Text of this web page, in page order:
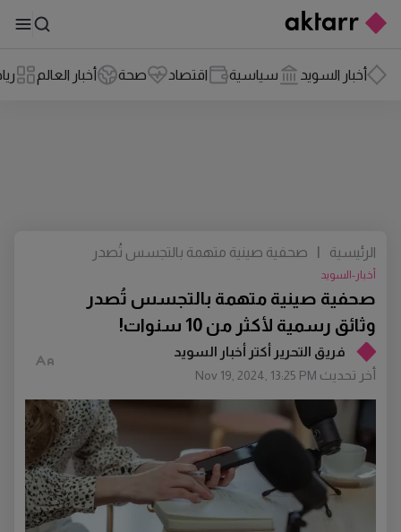
أخبار السويد سياسية اقتصاد صحة أخبار العالم
فريق التحرير أكتر أخبار السويد
أخر تحديث Nov 19, 2024, 13:25 PM
صحفية صينية متهمة بالتجسس تُصدر
وثائق رسمية لأكثر من 10 سنوات!
أخبار-السويد
الرئيسية
صحفية صينية متهمة بالتجسس تُصدر